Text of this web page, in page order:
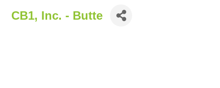
CB1, Inc. - Butte